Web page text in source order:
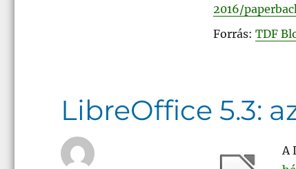
2016/
Forrás: TDF
LibreOffice 5.3:
A